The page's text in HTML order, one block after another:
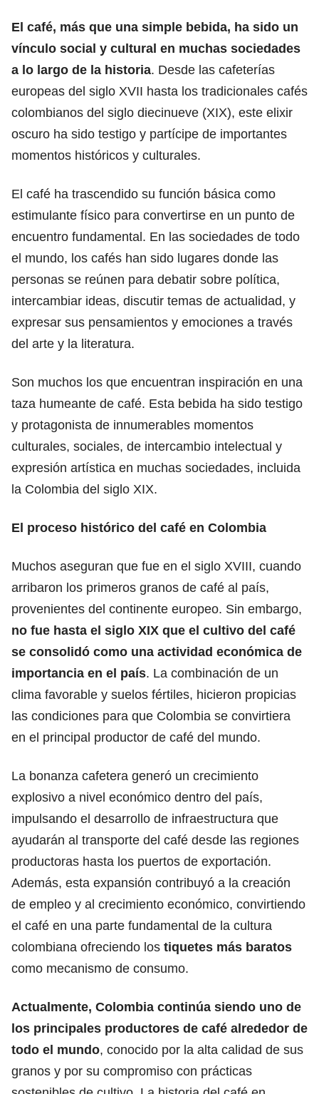
El café, más que una simple bebida, ha sido un
vínculo social y cultural en muchas sociedades
a lo largo de la historia. Desde las cafeterías
europeas del siglo XVII hasta los tradicionales cafés
colombianos del siglo diecinueve (XIX), este elixir
oscuro ha sido testigo y partícipe de importantes
momentos históricos y culturales.
El café ha trascendido su función básica como
estimulante físico para convertirse en un punto de
encuentro fundamental. En las sociedades de todo
el mundo, los cafés han sido lugares donde las
personas se reúnen para debatir sobre política,
intercambiar ideas, discutir temas de actualidad, y
expresar sus pensamientos y emociones a través
del arte y la literatura.
Son muchos los que encuentran inspiración en una
taza humeante de café. Esta bebida ha sido testigo
y protagonista de innumerables momentos
culturales, sociales, de intercambio intelectual y
expresión artística en muchas sociedades, incluida
la Colombia del siglo XIX.
El proceso histórico del café en Colombia
Muchos aseguran que fue en el siglo XVIII, cuando
arribaron los primeros granos de café al país,
provenientes del continente europeo. Sin embargo,
no fue hasta el siglo XIX que el cultivo del café
se consolidó como una actividad económica de
importancia en el país. La combinación de un
clima favorable y suelos fértiles, hicieron propicias
las condiciones para que Colombia se convirtiera
en el principal productor de café del mundo.
La bonanza cafetera generó un crecimiento
explosivo a nivel económico dentro del país,
impulsando el desarrollo de infraestructura que
ayudarán al transporte del café desde las regiones
productoras hasta los puertos de exportación.
Además, esta expansión contribuyó a la creación
de empleo y al crecimiento económico, convirtiendo
el café en una parte fundamental de la cultura
colombiana ofreciendo los tiquetes más baratos
como mecanismo de consumo.
Actualmente, Colombia continúa siendo uno de
los principales productores de café alrededor de
todo el mundo, conocido por la alta calidad de sus
granos y por su compromiso con prácticas